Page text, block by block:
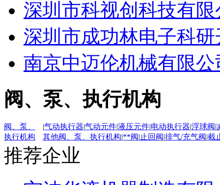
深圳市科视创科技有限
深圳市成功林电子科
南京中迈伦机械有限公
阀、泵、执行机构
阀、泵、
执行机构
|气动执行器|气动元件|液压元件|电动执行器|浮球阀|
其他阀、泵、执行机构|**阀| 止回阀|排气/充气阀|截
推荐企业